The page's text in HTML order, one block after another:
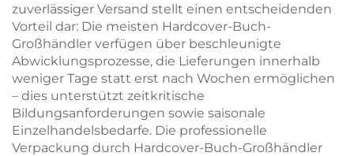
zuverlässiger Versand stellt einen entscheidenden
Vorteil dar: Die meisten Hardcover-Buch-
Großhändler verfügen über beschleunigte
Abwicklungsprozesse, die Lieferungen innerhalb
weniger Tage statt erst nach Wochen ermöglichen
– dies unterstützt zeitkritische
Bildungsanforderungen sowie saisonale
Einzelhandelsbedarfe. Die professionelle
Verpackung durch Hardcover-Buch-Großhändler